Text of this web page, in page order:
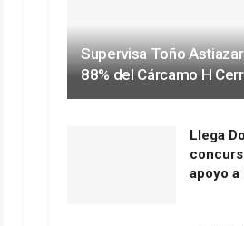
Supervisa Toño
88% del Cárcamo H
Llega
apoyo